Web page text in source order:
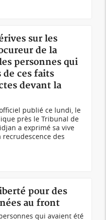
sur les
de la
personnes qui
de ces faits
devant la
publié ce lundi, le
près le Tribunal de
a exprimé sa vive
des
pour des
au front
qui avaient été